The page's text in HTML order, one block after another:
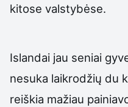
kitose valstybėse.
Islandai jau seniai
nesuka laikrodžių du
reiškia mažiau